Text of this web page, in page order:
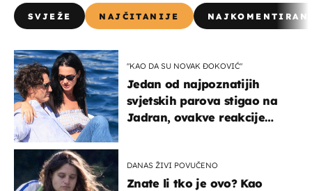
SVJEŽE NAJČITANIJE
"KAO DA SU NOVAK ĐOKOVIĆ"
Jedan od najpoznatijih
svjetskih parova stigao na
Jadran, ovakve reakcije
DANAS ŽIVI POVUČENO
Znate li tko je ovo? Kao